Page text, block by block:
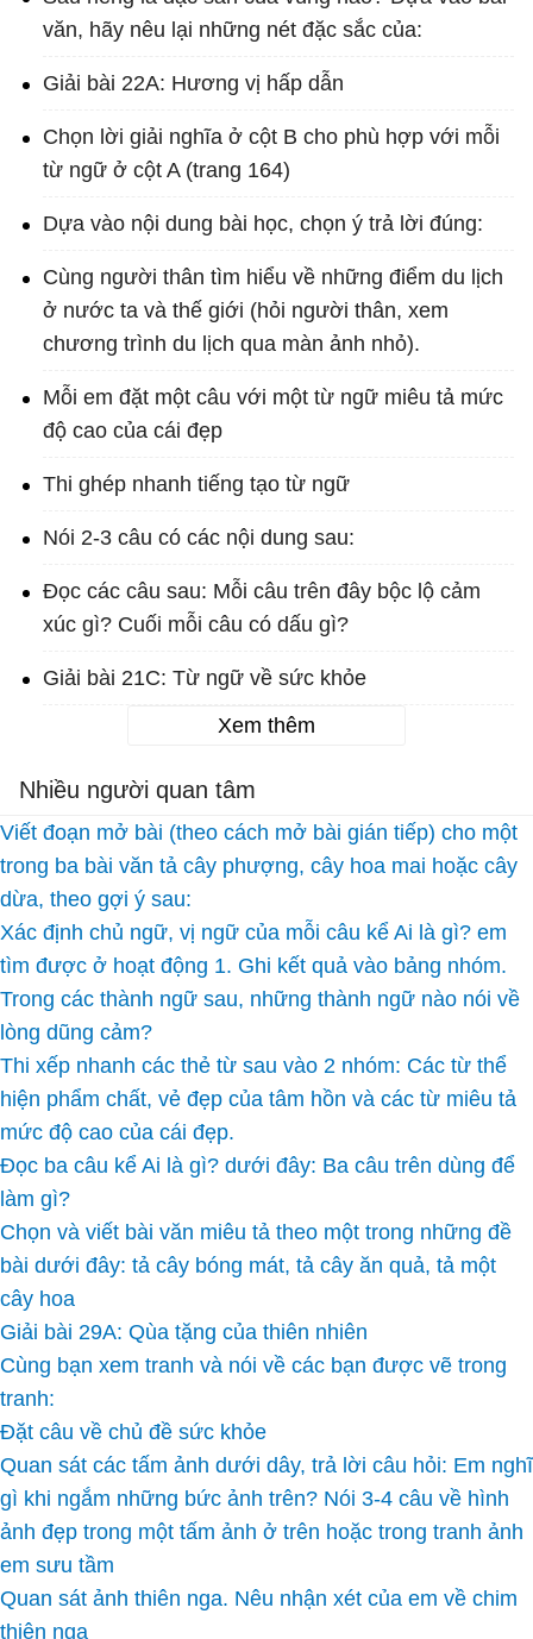
văn, hãy nêu lại những nét đặc sắc của:
Giải bài 22A: Hương vị hấp dẫn
Chọn lời giải nghĩa ở cột B cho phù hợp với mỗi
từ ngữ ở cột A (trang 164)
Dựa vào nội dung bài học, chọn ý trả lời đúng:
Cùng người thân tìm hiểu về những điểm du lịch
ở nước ta và thế giới (hỏi người thân, xem
chương trình du lịch qua màn ảnh nhỏ).
Mỗi em đặt một câu với một từ ngữ miêu tả mức
độ cao của cái đẹp
Thi ghép nhanh tiếng tạo từ ngữ
Nói 2-3 câu có các nội dung sau:
Đọc các câu sau: Mỗi câu trên đây bộc lộ cảm
xúc gì? Cuối mỗi câu có dấu gì?
Giải bài 21C: Từ ngữ về sức khỏe
Xem thêm
Nhiều người quan tâm
Viết đoạn mở bài (theo cách mở bài gián tiếp) cho một
trong ba bài văn tả cây phượng, cây hoa mai hoặc cây
dừa, theo gợi ý sau:
Xác định chủ ngữ, vị ngữ của mỗi câu kể Ai là gì? em
tìm được ở hoạt động 1. Ghi kết quả vào bảng nhóm.
Trong các thành ngữ sau, những thành ngữ nào nói về
lòng dũng cảm?
Thi xếp nhanh các thẻ từ sau vào 2 nhóm: Các từ thể
hiện phẩm chất, vẻ đẹp của tâm hồn và các từ miêu tả
mức độ cao của cái đẹp.
Đọc ba câu kể Ai là gì? dưới đây: Ba câu trên dùng để
làm gì?
Chọn và viết bài văn miêu tả theo một trong những đề
bài dưới đây: tả cây bóng mát, tả cây ăn quả, tả một
cây hoa
Giải bài 29A: Qùa tặng của thiên nhiên
Cùng bạn xem tranh và nói về các bạn được vẽ trong
tranh:
Đặt câu về chủ đề sức khỏe
Quan sát các tấm ảnh dưới dây, trả lời câu hỏi: Em nghĩ
gì khi ngắm những bức ảnh trên? Nói 3-4 câu về hình
ảnh đẹp trong một tấm ảnh ở trên hoặc trong tranh ảnh
em sưu tầm
Quan sát ảnh thiên nga. Nêu nhận xét của em về chim
thiên nga